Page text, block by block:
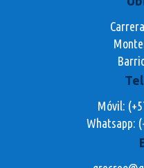
Móvil:
Whatsapp: